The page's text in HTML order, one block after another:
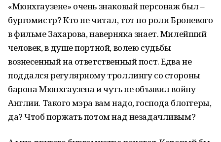
«Мюнхгаузене» очень знаковый персонаж был –
бургомистр? Кто не читал, тот по роли Броневого
в фильме Захарова, наверняка знает. Милейший
человек, в душе портной, волею судьбы
вознесенный на ответственный пост. Едва не
поддался регулярному троллингу со стороны
барона Мюнхгаузена и чуть не объявил войну
Англии. Такого мэра вам надо, господа блоггеры,
да? Чтоб поржать потом над незадачливым?